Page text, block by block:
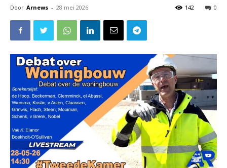
Door Arnews - 28 mei 2026 0
142